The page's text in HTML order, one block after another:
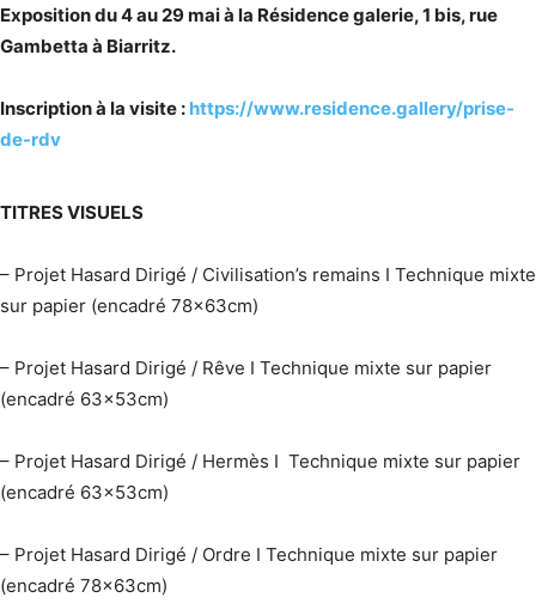
Exposition du 4 au 29 mai à la Résidence galerie, 1 bis, rue
Gambetta à Biarritz.
Inscription à la visite : https://www.residence.gallery/prise-
de-rdv
TITRES VISUELS
– Projet Hasard Dirigé / Civilisation’s remains I Technique mixte
sur papier (encadré 78x63cm)
– Projet Hasard Dirigé / Rêve I Technique mixte sur papier
(encadré 63x53cm)
– Projet Hasard Dirigé / Hermès I Technique mixte sur papier
(encadré 63x53cm)
– Projet Hasard Dirigé / Ordre I Technique mixte sur papier
(encadré 78x63cm)